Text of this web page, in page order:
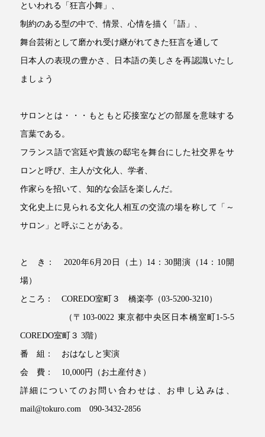
といわれる「狂言小舞」、
制約のある型の中で、情景、心情を描く「語」、
舞台芸術として磨かれ受け継がれてきた狂言を通して
日本人の表現の豊かさ、日本語の美しさを再認識いたし
ましょう
サロンとは・・・もともと応接室などの部屋を意味する
言葉である。
フランス語で宮廷や貴族の邸宅を舞台にした社交界をサ
ロンと呼び、主人が文化人、学者、
作家らを招いて、知的な会話を楽しんだ。
文化史上に見られる文化人相互の交流の場を称して「～
サロン」と呼ぶことがある。
と き： 2020年6月20日（土）14：30開演（14：10開
場）
ところ： COREDO室町３ 橋楽亭（03-5200-3210）
（〒103-0022 東京都中央区日本橋室町1-5-5
COREDO室町３ 3階）
番 組： おはなしと実演
会 費： 10,000円（お土産付き）
詳細についてのお問い合わせは、お申し込みは、
mail@tokuro.com 090-3432-2856